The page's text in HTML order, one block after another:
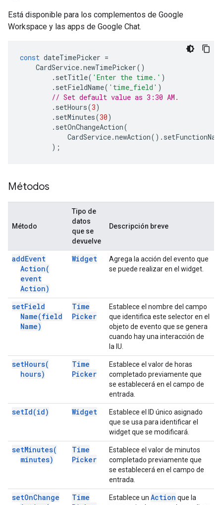
Está disponible para los complementos de Google
Workspace y las apps de Google Chat.
const dateTimePicker =
CardService.newTimePicker()
. setTitle( 'Enter the time.' )
. setFieldName( 'time_field' )
// Set default value as 3:30 AM.
. setHours(3)
. setMinutes(30)
. setOnChangeAction(
CardService.newAction().
);
Métodos
Método
Tipo de
datos
que se
devuelve
Descripción breve
addEvent
Action(
event
Action)
Widget
Agrega la acción del evento que
se puede realizar en el widget.
setField
Name(field
Name)
Time
Picker
Establece el nombre del campo
que identifica este selector en el
objeto de evento que se genera
cuando hay una interacción de
la IU.
setHours(
hours)
Time
Picker
Establece el valor de horas
completado previamente que
se establecerá en el campo de
entrada.
setId(id) Widget
Establece el ID único asignado
que se usa para identificar el
widget que se modificará.
setMinutes(
minutes)
Time
Picker
Establece el valor de minutos
completado previamente que
se establecerá en el campo de
entrada.
setOnChange
Time
Establece un Action que la